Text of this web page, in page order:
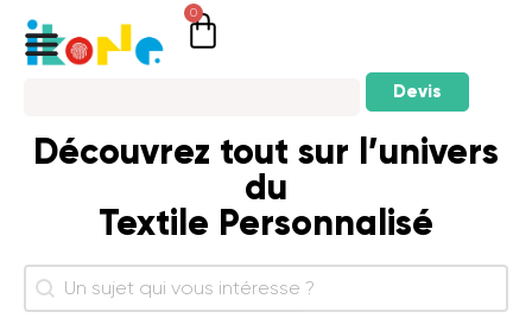
0
Devis
Découvrez tout sur l’univers
du
Textile Personnalisé
Search
Rechercher